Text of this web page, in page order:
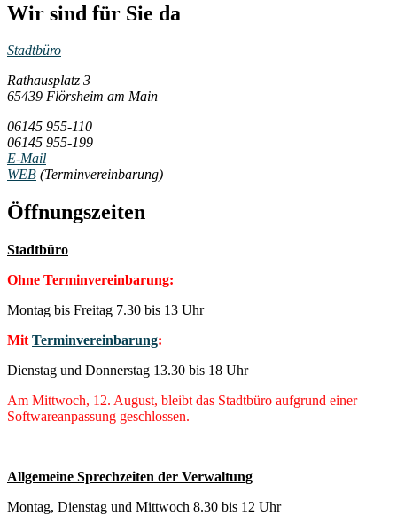
Wir sind für Sie da
Stadtbüro
Rathausplatz 3
65439 Flörsheim am Main
06145 955-110
06145 955-199
E-Mail
WEB (Terminvereinbarung)
Öffnungszeiten
Stadtbüro
Ohne Terminvereinbarung:
Montag bis Freitag 7.30 bis 13 Uhr
Mit Terminvereinbarung:
Dienstag und Donnerstag 13.30 bis 18 Uhr
Am Mittwoch, 12. August, bleibt das Stadtbüro aufgrund einer
Softwareanpassung geschlossen.
Allgemeine Sprechzeiten der Verwaltung
Montag, Dienstag und Mittwoch 8.30 bis 12 Uhr